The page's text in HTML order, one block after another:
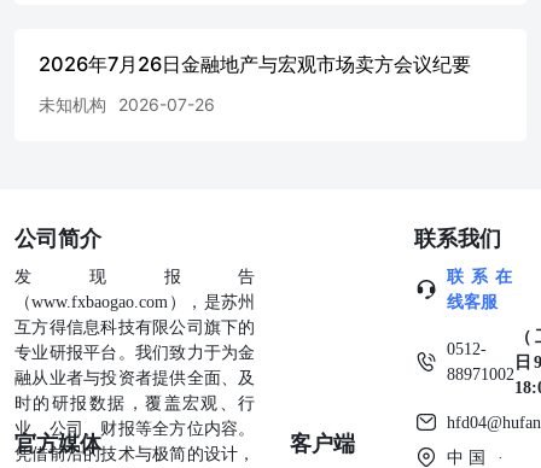
2026年7月26日金融地产与宏观市场卖方会议纪要
未知机构 2026-07-26
公司简介
发现报告
（www.fxbaogao.com），是苏州
互方得信息科技有限公司旗下的
专业研报平台。我们致力于为金
融从业者与投资者提供全面、及
时的研报数据，覆盖宏观、行
业、公司、财报等全方位内容。
凭借前沿的技术与极简的设计，
官方媒体 客户端
联系我们
联系在
线客服
0512-
88971002
日
中国 ·